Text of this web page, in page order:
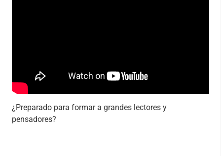
¿Preparado para formar a grandes lectores y
pensadores?